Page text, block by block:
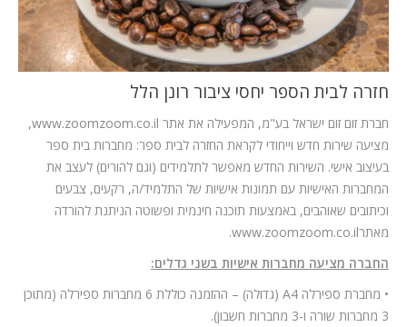
חזרה לבית הספר יחסי ציבור רונן הלל
חברת זום זום ישראל בע"מ, המפעילה את אתר www.zoomzoom.co.il,
מציעה שירות חדש וייחודי לקראת החזרה לבית ספר: מחברות בית ספר
בעיצוב אישי. השירות החדש מאפשר לתלמידים (וגם להורים) לעצב את
המחברות האישיות עם תמונות אישיות של התלמיד/ה, רקעים, צבעים
וכיתובים שאוהבים, באמצעות תוכנה חינמית ופשוטה הניתנת להורדה
מאתרwww.zoomzoom.co.il.
החברה מציעה מחברות אישיות בשני גדלים:
• מחברת ספירלה A4 (גדולה) – ההזמנה כוללת 6 מחברות ספירלה (מתוכן
3 מחברות שורה ו-3 מחברות חשבון).